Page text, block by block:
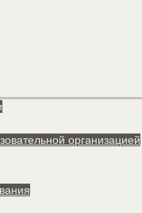
организацией